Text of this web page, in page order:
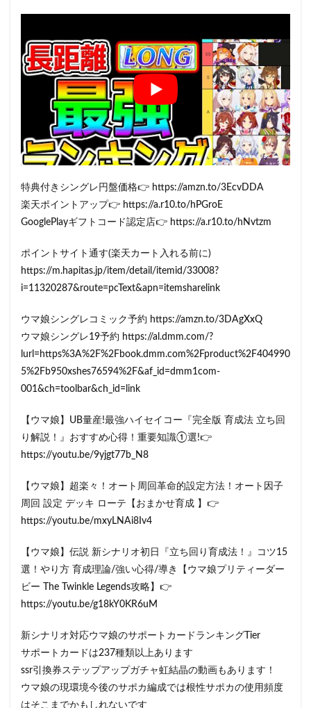
特典付きシングレ円盤価格👉 https://amzn.to/3EcvDDA
楽天ポイントアップ👉 https://a.r10.to/hPGroE
GooglePlayギフトコード認定店👉 https://a.r10.to/hNvtzm
ポイントサイト通す(楽天カート入れる前に)
https://m.hapitas.jp/item/detail/itemid/33008?
i=11320287&route=pcText&apn=itemsharelink
ウマ娘シングレコミック予約 https://amzn.to/3DAgXxQ
ウマ娘シングレ19予約 https://al.dmm.com/?
lurl=https%3A%2F%2Fbook.dmm.com%2Fproduct%2F404990
5%2Fb950xshes76594%2F&af_id=dmm1com-
001&ch=toolbar&ch_id=link
【ウマ娘】UB量産!最強ハイセイコー『完全版 育成法 立ち回
り解説！』おすすめ心得！重要知識①選!👉
https://youtu.be/9yjgt77b_N8
【ウマ娘】超楽々！オート周回革命的設定方法！オート因子
周回 設定 デッキ ローテ【おまかせ育成 】👉
https://youtu.be/mxyLNAi8Iv4
【ウマ娘】伝説 新シナリオ初日『立ち回り育成法！』コツ15
選！やり方 育成理論/強い心得/導き【ウマ娘プリティーダー
ビー The Twinkle Legends攻略】👉
https://youtu.be/g18kY0KR6uM
新シナリオ対応ウマ娘のサポートカードランキングTier
サポートカードは237種類以上あります
ssr引換券ステップアップガチャ虹結晶の動画もあります！
ウマ娘の現環境今後のサポカ編成では根性サポカの使用頻度
はそこまでかもしれないです